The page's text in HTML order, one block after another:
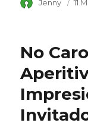
Author
Jenny 11
No